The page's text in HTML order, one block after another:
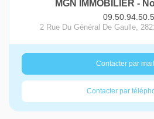
MGN IMMOBILIER -
2 Rue Du Général De Gaulle,
Contacter par mail
Contacter par